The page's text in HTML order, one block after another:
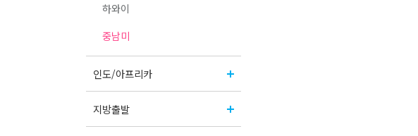
하와이
중남미
인도/아프리카
지방출발